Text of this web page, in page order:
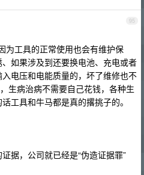
95
为工具的正常使用也会有维护保
如果涉及到还要换电池、充电或者
电压和电能质量的，坏了维修也不
生病治病不需要自己花钱，各种生
工具和牛马都是真的撂挑子的。
据，公司就已经是“伪造证据罪”